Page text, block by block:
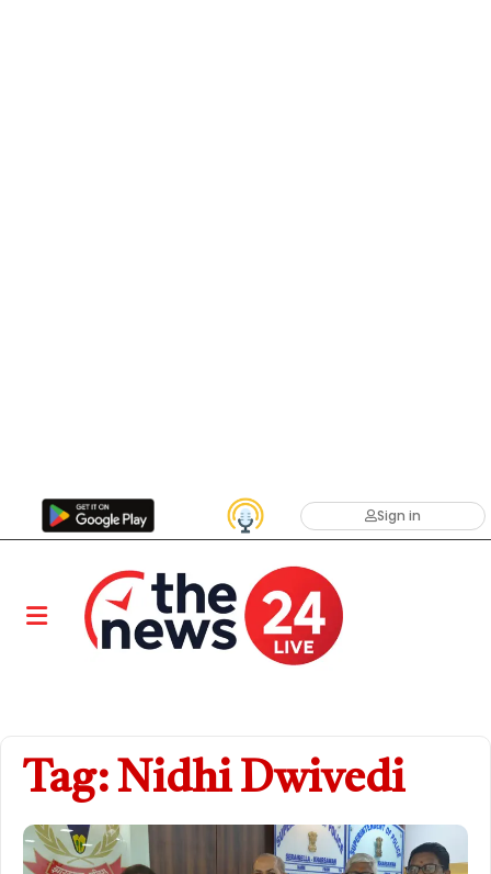
Sign in
Tag: Nidhi Dwivedi